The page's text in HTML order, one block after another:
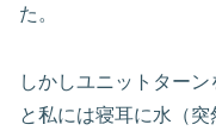
た。
しかしユニットター
と私には寝耳に水（